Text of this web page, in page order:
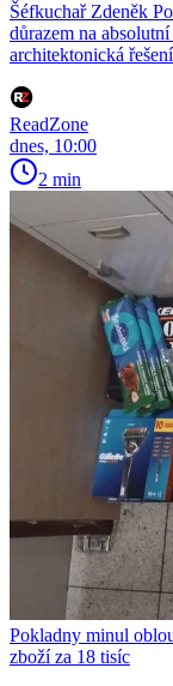
Šéfkuchař Zdeněk
důrazem na
architektonická
ReadZone
dnes, 10:00
2 min
Pokladny minul
zboží za 18 tisíc